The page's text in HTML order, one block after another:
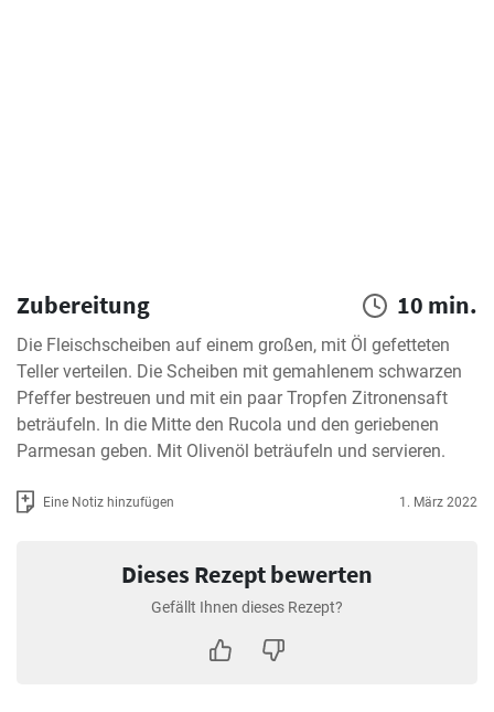
Zubereitung 10 min.
Die Fleischscheiben auf einem großen, mit Öl gefetteten
Teller verteilen. Die Scheiben mit gemahlenem schwarzen
Pfeffer bestreuen und mit ein paar Tropfen Zitronensaft
beträufeln. In die Mitte den Rucola und den geriebenen
Parmesan geben. Mit Olivenöl beträufeln und servieren.
Eine Notiz hinzufügen 1. März 2022
Dieses Rezept bewerten
Gefällt Ihnen dieses Rezept?